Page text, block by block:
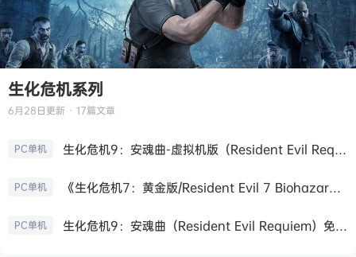
生化危机系列
6月28日更新 · 17篇文章
PC单机 生化危机9：安魂曲-虚拟机版（Resident Evil Requiem HYPERVISOR）免安装中文版
PC单机 《生化危机7：黄金版/Resident Evil 7 Biohazard》免安装中文版
PC单机 生化危机9：安魂曲（Resident Evil Requiem）免安装中文版